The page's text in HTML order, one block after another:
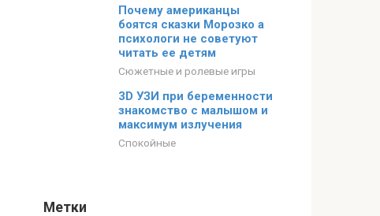
Почему американцы
боятся сказки Морозко а
психологи не советуют
читать ее детям
Сюжетные и ролевые игры
3D УЗИ при беременности
знакомство с малышом и
максимум излучения
Спокойные
Метки